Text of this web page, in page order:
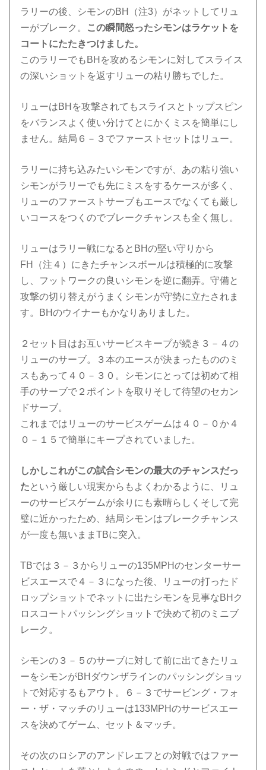
ラリーの後、シモンのBH（注3）がネットしてリュ
ーがブレーク。
この瞬間怒ったシモンはラケットを
コートにたたきつけました。
このラリーでもBHを攻めるシモンに対してスライス
の深いショットを返すリューの粘り勝ちでした。
リューはBHを攻撃されてもスライスとトップスピン
をバランスよく使い分けてとにかくミスを簡単にし
ません。結局６－３でファーストセットはリュー。
ラリーに持ち込みたいシモンですが、あの粘り強い
シモンがラリーでも先にミスをするケースが多く、
リューのファーストサーブもエースでなくても厳し
いコースをつくのでブレークチャンスも全く無し。
リューはラリー戦になるとBHの堅い守りから
FH（注４）にきたチャンスボールは積極的に攻撃
し、フットワークの良いシモンを逆に翻弄。守備と
攻撃の切り替えがうまくシモンが守勢に立たされま
す。BHのウイナーもかなりありました。
２セット目はお互いサービスキープが続き３－４の
リューのサーブ。３本のエースが決まったもののミ
スもあって４０－３０。シモンにとっては初めて相
手のサーブで２ポイントを取りそして待望のセカン
ドサーブ。
これまではリューのサービスゲームは４０－０か４
０－１５で簡単にキープされていました。
しかしこれがこの試合シモンの最大のチャンスだっ
た という厳しい現実からもよくわかるように、リュ
ーのサービスゲームが余りにも素晴らしくそして完
璧に近かったため、結局シモンはブレークチャンス
が一度も無いままTBに突入。
TBでは３－３からリューの135MPHのセンターサー
ビスエースで４－３になった後、リューの打ったド
ロップショットでネットに出たシモンを見事なBHク
ロスコートパッシングショットで決めて初のミニブ
レーク。
シモンの３－５のサーブに対して前に出てきたリュ
ーをシモンがBHダウンザラインのパッシングショッ
トで対応するもアウト。６－３でサービング・フォ
ー・ザ・マッチのリューは133MPHのサービスエー
スを決めてゲーム、セット＆マッチ。
その次のロシアのアンドレエフとの対戦ではファー